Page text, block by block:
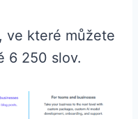
ve které můžete
6 250 slov.